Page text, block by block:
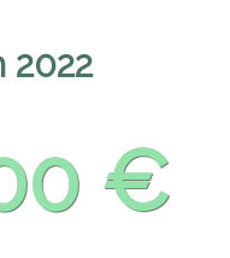
2022
€